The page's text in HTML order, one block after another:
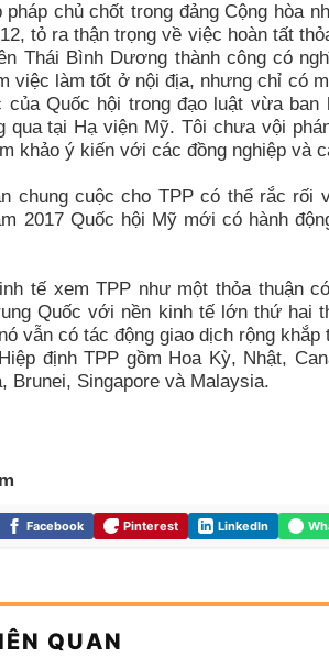
pháp chủ chốt trong đảng Cộng hòa
tỏ ra thận trọng về việc hoàn tất
Thái Bình Dương thành công có
việc làm tốt ở nội địa, nhưng chỉ có
của Quốc hội trong đạo luật vừa
qua tại Hạ viện Mỹ. Tôi chưa vội
khảo ý kiến với các đồng nghiệp và
chung cuộc cho TPP có thể rắc rối
2017 Quốc hội Mỹ mới có hành
tế xem TPP như một thỏa thuận
Quốc với nền kinh tế lớn thứ hai
vẫn có tác động giao dịch rộng khắp
định TPP gồm Hoa Kỳ, Nhật,
Brunei, Singapore và Malaysia.
Facebook Pinterest LinkedIn
QUAN